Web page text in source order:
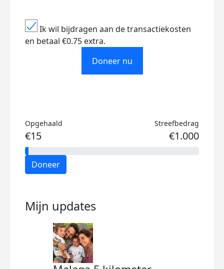
Ik wil bijdragen aan de transactiekosten
en betaal €0.75 extra.
Doneer nu
Opgehaald
€15
Streefbedrag
€1.000
Doneer
Mijn updates